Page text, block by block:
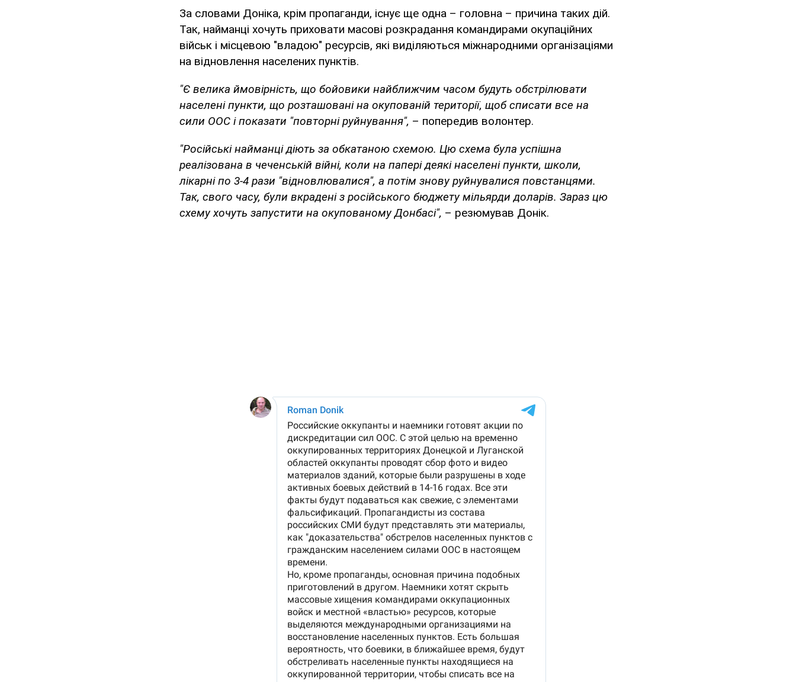
За словами Доніка, крім пропаганди, існує ще одна – головна – причина таких дій.
Так, найманці хочуть приховати масові розкрадання командирами окупаційних
військ і місцевою "владою" ресурсів, які виділяються міжнародними організаціями
на відновлення населених пунктів.
"Є велика ймовірність, що бойовики найближчим часом будуть обстрілювати
населені пункти, що розташовані на окупованій території, щоб списати все на
сили ООС і показати "повторні руйнування", – попередив волонтер.
"Російські найманці діють за обкатаною схемою. Цю схема була успішна
реалізована в чеченській війні, коли на папері деякі населені пункти, школи,
лікарні по 3-4 рази "відновлювалися", а потім знову руйнувалися повстанцями.
Так, свого часу, були вкрадені з російського бюджету мільярди доларів. Зараз цю
схему хочуть запустити на окупованому Донбасі", – резюмував Донік.